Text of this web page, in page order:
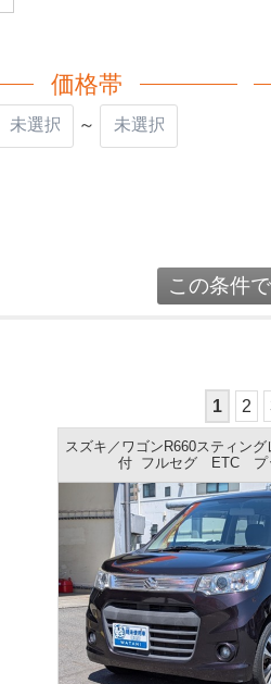
価格帯
～
1 2
スズキ／ワゴンR660スティ
付 フルセグ ETC プ